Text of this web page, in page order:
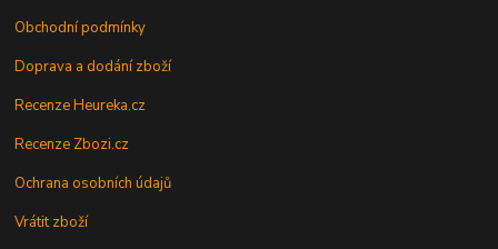
Obchodní podmínky
Doprava a dodání zboží
Recenze Heureka.cz
Recenze Zbozi.cz
Ochrana osobních údajů
Vrátit zboží